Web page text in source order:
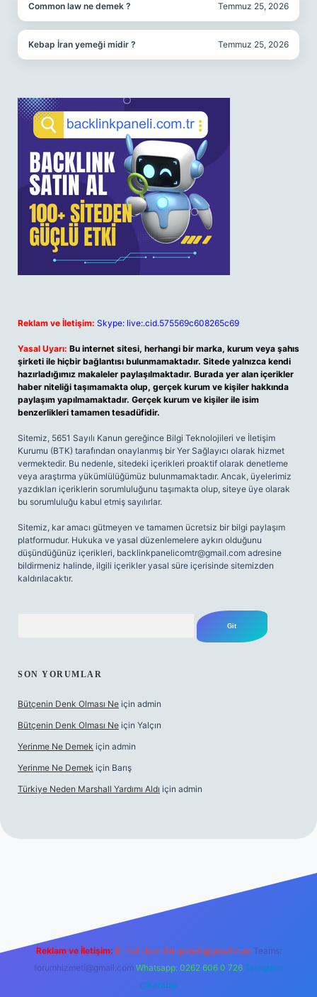
Common law ne demek ? Temmuz 25, 2026
Kebap İran yemeği midir ? Temmuz 25, 2026
Reklam ve İletişim: Skype: live:.cid.575569c608265c69
Yasal Uyarı: Bu internet sitesi, herhangi bir marka, kurum veya şahıs
şirketi ile hiçbir bağlantısı bulunmamaktadır. Sitede yalnızca kendi
hazırladığımız makaleler paylaşılmaktadır. Burada yer alan içerikler
haber niteliği taşımamakta olup, gerçek kurum ve kişiler hakkında
paylaşım yapılmamaktadır. Gerçek kurum ve kişiler ile isim
benzerlikleri tamamen tesadüfidir.
Sitemiz, 5651 Sayılı Kanun gereğince Bilgi Teknolojileri ve İletişim
Kurumu (BTK) tarafından onaylanmış bir Yer Sağlayıcı olarak hizmet
vermektedir. Bu nedenle, sitedeki içerikleri proaktif olarak denetleme
veya araştırma yükümlülüğümüz bulunmamaktadır. Ancak, üyelerimiz
yazdıkları içeriklerin sorumluluğunu taşımakta olup, siteye üye olarak
bu sorumluluğu kabul etmiş sayılırlar.
Sitemiz, kar amacı gütmeyen ve tamamen ücretsiz bir bilgi paylaşım
platformudur. Hukuka ve yasal düzenlemelere aykırı olduğunu
düşündüğünüz içerikleri, backlinkpanelicomtr@gmail.com adresine
bildirmeniz halinde, ilgili içerikler yasal süre içerisinde sitemizden
kaldırılacaktır.
SON YORUMLAR
Bütçenin Denk Olması Ne için admin
Bütçenin Denk Olması Ne için Yalçın
Yerinme Ne Demek için admin
Yerinme Ne Demek için Barış
Türkiye Neden Marshall Yardımı Aldı için admin
hiltonbet yeni giriş
Reklam ve İletişim: E-mail: backlinkpaneli@gmail.com Teams:
forumhizmeti@gmail.com Whatsapp: 0262 606 0 726 Telegram:
@karabul